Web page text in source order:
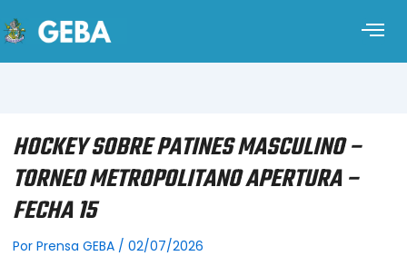
HOCKEY SOBRE PATINES MASCULINO –
TORNEO METROPOLITANO APERTURA –
FECHA 15
Por Prensa GEBA / 02/07/2026